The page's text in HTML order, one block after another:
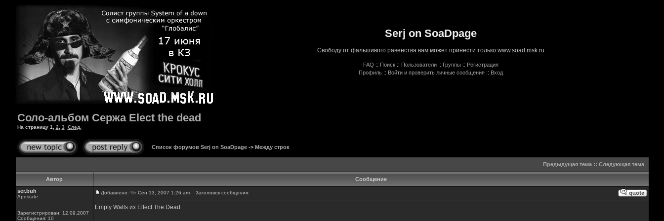
Serj on SoaDpage
Свободу от фальшивого равенства вам может принести только www.soad.msk.ru
FAQ :: Поиск :: Пользователи :: Группы :: Регистрация
Профиль :: Войти и проверить личные сообщения :: Вход
Соло-альбом Сержа Elect the dead
На страницу 1 2 3 След.
Список форумов Serj on SoaDpage-> Между строк
Предыдущая тема:: Следующая тема
Автор
Сообщение
ser.buh
Apostate
Зарегистрирован: 12.09.2007
Сообщения: 10
Добавлено: Чт Сен 13, 2007 1:26 am Заголовок сообщения:
Empty Walls из Ellect The Dead